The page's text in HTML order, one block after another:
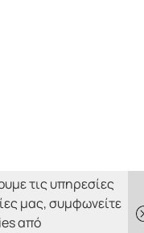
τις υπηρεσίες
μας, συμφωνείτε
από